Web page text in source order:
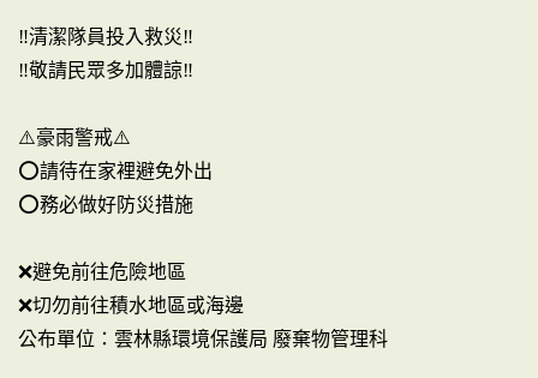
‼️清潔隊員投入救災‼️
‼️敬請民眾多加體諒‼️
⚠️豪雨警戒⚠️
⭕️請待在家裡避免外出
⭕️務必做好防災措施
❌避免前往危險地區
❌切勿前往積水地區或海邊
公布單位：雲林縣環境保護局 廢棄物管理科